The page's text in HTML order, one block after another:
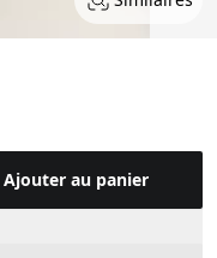
Ajouter au panier